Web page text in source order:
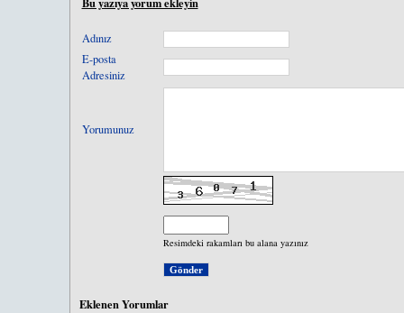
Adınız
E-posta
Adresiniz
Yorumunuz
Resimdeki rakamları bu alana yazınız
Eklenen Yorumlar